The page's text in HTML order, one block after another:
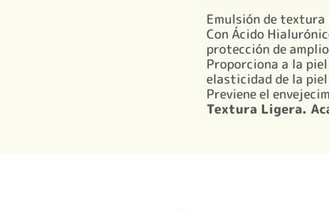
Emulsión de
Con Ácido
protección de
Proporciona a la
elasticidad de la
Previene el
Textura Ligera.